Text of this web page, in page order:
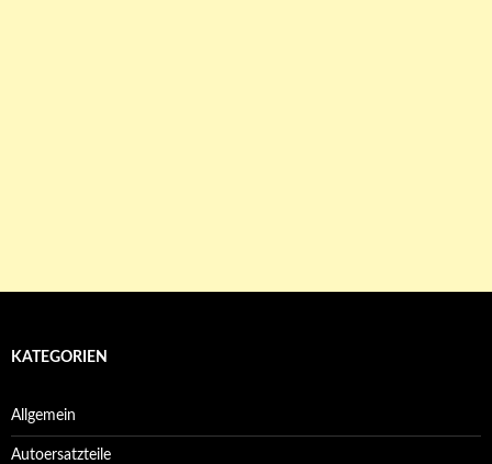
KATEGORIEN
Allgemein
Autoersatzteile